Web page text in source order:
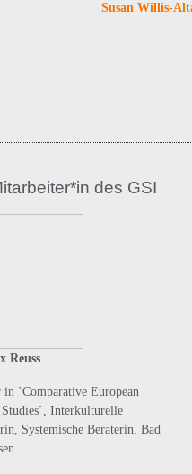
Susan Willis-
des GSI
Reuss
in `Comparative European
Studies`, Interkulturelle
Systemische Beraterin, Bad